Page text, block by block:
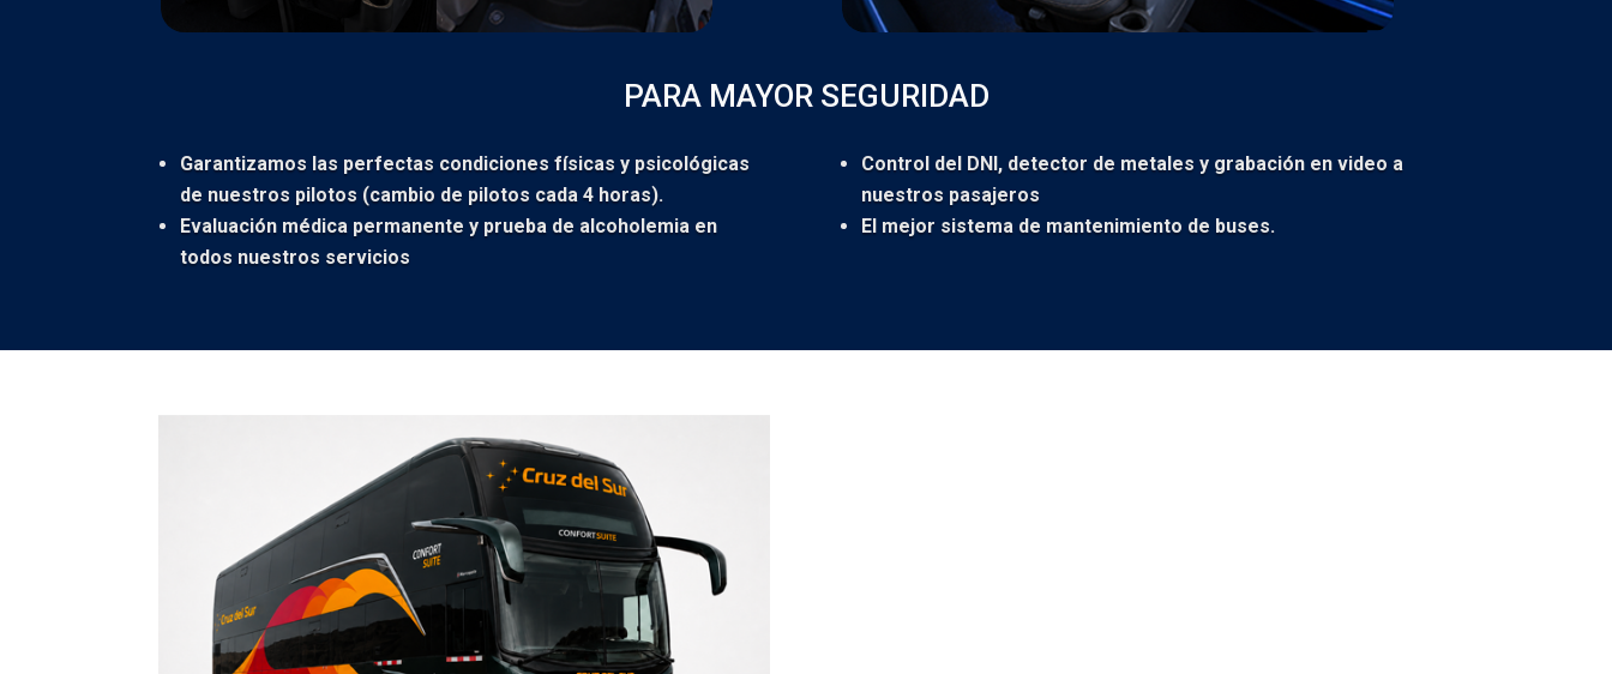
PARA MAYOR SEGURIDAD
Garantizamos las perfectas condiciones físicas y psicológicas
de nuestros pilotos (cambio de pilotos cada 4 horas).
Evaluación médica permanente y prueba de alcoholemia en
todos nuestros servicios
Control del DNI, detector de metales y grabación en video a
nuestros pasajeros
El mejor sistema de mantenimiento de buses.